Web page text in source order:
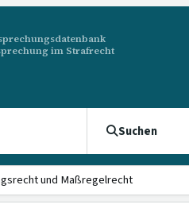
im Strafrecht
Suchen
und Maßregelrecht